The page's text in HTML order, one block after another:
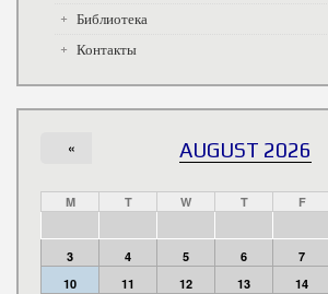
Библиотека
Контакты
AUGUST 2026
«
M T W T F
3
4 5 6 7
10
11 12 13 14